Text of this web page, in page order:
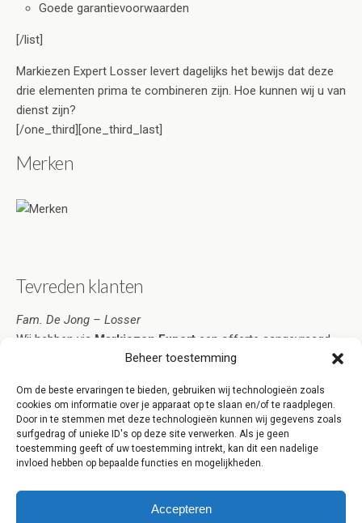
Beheer toestemming
Om de beste ervaringen te bieden, gebruiken wij technologieën zoals
cookies om informatie over je apparaat op te slaan en/of te raadplegen.
Door in te stemmen met deze technologieën kunnen wij gegevens zoals
surfgedrag of unieke ID's op deze site verwerken. Als je geen
toestemming geeft of uw toestemming intrekt, kan dit een nadelige
invloed hebben op bepaalde functies en mogelijkheden.
Accepteren
Goede garantievoorwaarden
[/list]
Markiezen Expert Losser levert dagelijks het bewijs dat deze
drie elementen prima te combineren zijn. Hoe kunnen wij u van
dienst zijn?
[/one_third][one_third_last]
Merken
Tevreden klanten
Fam. De Jong – Losser
Wij hebben via Markiezen Expert een offerte aangevraagd.
Deze was zo overtuigend dat ik de markiezen heb besteld.
netjes geplaatst. Kortom, Markiezen Expert Losser is een
aanrader!
[clear][/one_third_last]